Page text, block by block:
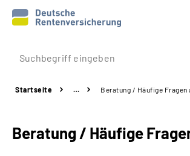
Prävention
Rente
Startseite … Beratung / Häufige Fragen
Beratung / Häufige